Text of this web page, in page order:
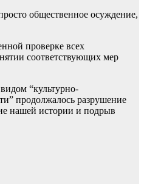
общественное осуждение,
проверке всех
соответствующих мер
“культурно-
продолжалось разрушение
нашей истории и подрыв